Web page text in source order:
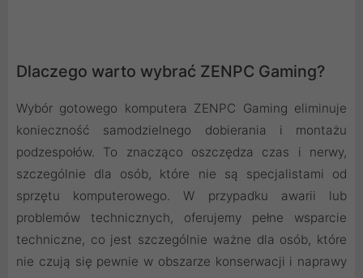
Dlaczego warto wybrać ZENPC Gaming?
Wybór gotowego komputera ZENPC Gaming eliminuje
konieczność samodzielnego dobierania i montażu
podzespołów. To znacząco oszczędza czas i nerwy,
szczególnie dla osób, które nie są specjalistami od
sprzętu komputerowego. W przypadku awarii lub
problemów technicznych, oferujemy pełne wsparcie
techniczne, co jest szczególnie ważne dla osób, które
nie czują się pewnie w obszarze konserwacji i naprawy